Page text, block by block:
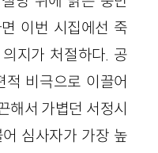
이번 시집에선 죽
지가 처절하다. 공
비극으로 이끌어
해서 가볍던 서정시
심사자가 가장 높